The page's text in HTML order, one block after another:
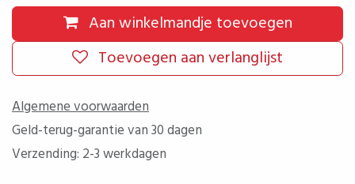
Aan winkelmandje toevoegen
Toevoegen aan verlanglijst
Algemene voorwaarden
Geld-terug-garantie van 30 dagen
Verzending: 2-3 werkdagen